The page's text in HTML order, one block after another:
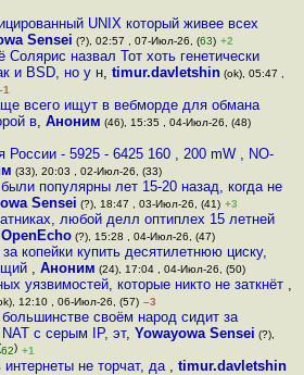
UNIX который живее всех
Sensei (?), 02:57 , 07-Июл-26, (63) +2
назвал Тот хоть генетически
и BSD, но у н, timur.davletshin(ok), 05:47 ,
всего ищут в вебморде для обмана
в, Аноним (46), 15:35 , 04-Июл-26, (48)
- 5925 - 6425 160 , 200 mW , NO-
(33), 20:03 , 02-Июл-26, (33)
популярны лет 15-20 назад, когда не
Sensei (?), 18:47 , 03-Июл-26, (41) +3
любой делл оптиплех 15 летней
OpenEcho(?), 15:28 , 04-Июл-26, (47)
копейки купить десятилетнюю циску,
, Аноним (24), 17:04 , 04-Июл-26, (50)
уязвимостей, которые никто не заткнёт ,
12:10 , 06-Июл-26, (57) –3
своём народ сидит за
с серым IP, эт, Yowayowa Sensei (?),
62) +1
не торчат, да , timur.davletshin